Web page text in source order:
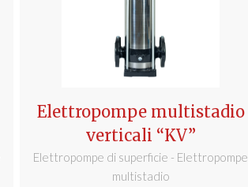
Elettropompe multistadio
verticali “KV”
Elettropompe di superficie - Elettropompe
multistadio